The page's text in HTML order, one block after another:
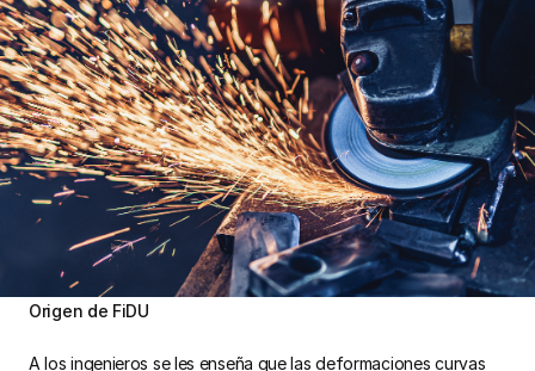
Origen de FiDU
A los ingenieros se les enseña que las deformaciones curvas